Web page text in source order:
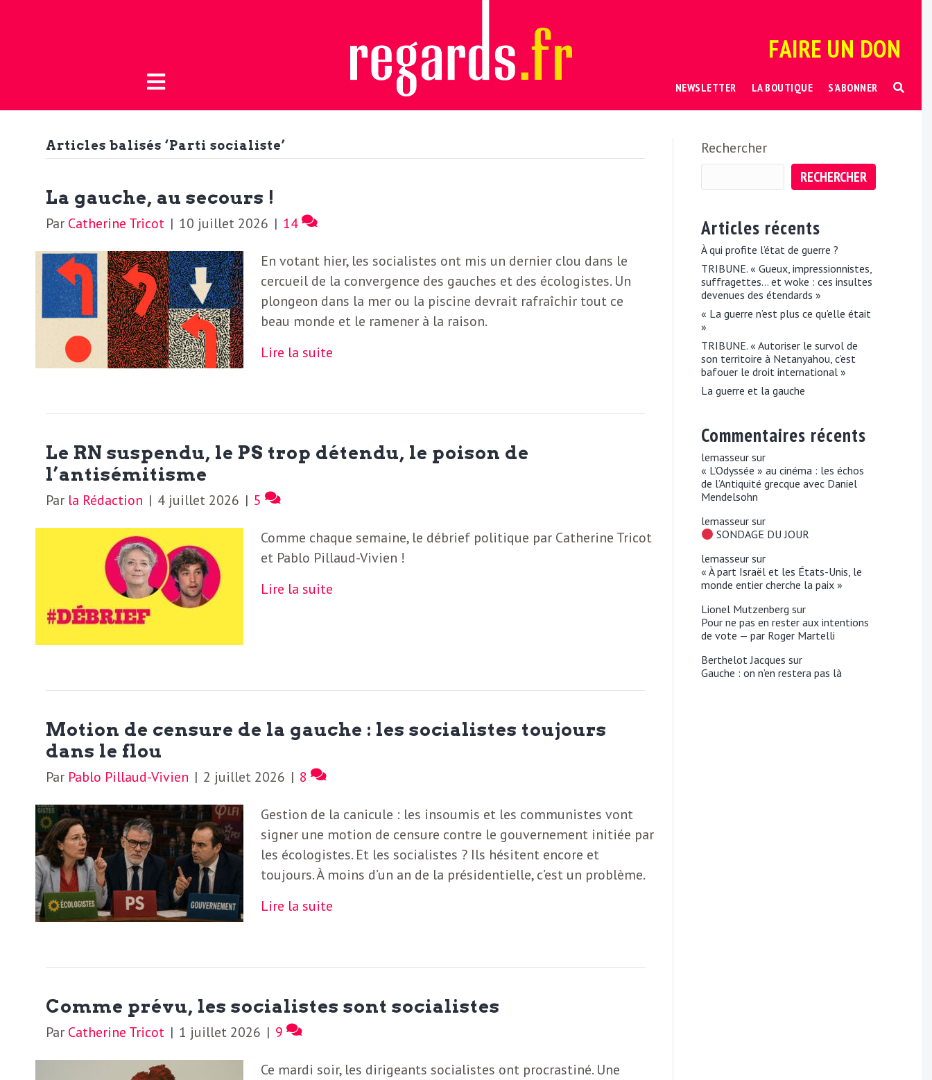
FAIRE UN DON
NEWSLETTER LA BOUTIQUE S’ABONNER
’
a
c
t
u
L
M
i
d
n
a
l
e
L
e
D
e
b
r
i
B
o
u
e
n
n
r
a
N
e
t
e
r
:
L
r
Articles balisés ‘Parti socialiste’
La gauche, au secours !
Par Catherine Tricot | 10 juillet 2026 | 14
En votant hier, les socialistes ont mis un dernier clou dans le
cercueil de la convergence des gauches et des écologistes. Un
plongeon dans la mer ou la piscine devrait rafraîchir tout ce
beau monde et le ramener à la raison.
Lire la suite
Le RN suspendu, le PS trop détendu, le poison de
l’antisémitisme
Par la Rédaction | 4 juillet 2026 | 5
Comme chaque semaine, le débrief politique par Catherine Tricot
et Pablo Pillaud-Vivien !
Lire la suite
Motion de censure de la gauche : les socialistes toujours
dans le flou
Par Pablo Pillaud-Vivien | 2 juillet 2026 | 8
Gestion de la canicule : les insoumis et les communistes vont
signer une motion de censure contre le gouvernement initiée par
les écologistes. Et les socialistes ? Ils hésitent encore et
toujours. À moins d’un an de la présidentielle, c’est un problème.
Lire la suite
Comme prévu, les socialistes sont socialistes
Par Catherine Tricot | 1 juillet 2026 | 9
Ce mardi soir, les dirigeants socialistes ont procrastiné. Une
Rechercher
RECHERCHER
Articles récents
À qui profite l’état de guerre ?
TRIBUNE. « Gueux, impressionnistes,
suffragettes… et woke : ces insultes
devenues des étendards »
« La guerre n’est plus ce qu’elle était
»
TRIBUNE. « Autoriser le survol de
son territoire à Netanyahou, c’est
bafouer le droit international »
La guerre et la gauche
Commentaires récents
lemasseur sur
« L’Odyssée » au cinéma : les échos
de l’Antiquité grecque avec Daniel
Mendelsohn
lemasseur sur
SONDAGE DU JOUR
lemasseur sur
« À part Israël et les États-Unis, le
monde entier cherche la paix »
Lionel Mutzenberg sur
Pour ne pas en rester aux intentions
de vote — par Roger Martelli
Berthelot Jacques sur
Gauche : on n’en restera pas là